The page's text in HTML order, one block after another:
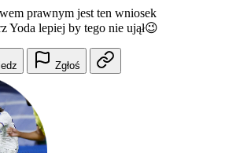
prawnym jest ten wniosek
Yoda lepiej by tego nie ujął😉
Zgłoś